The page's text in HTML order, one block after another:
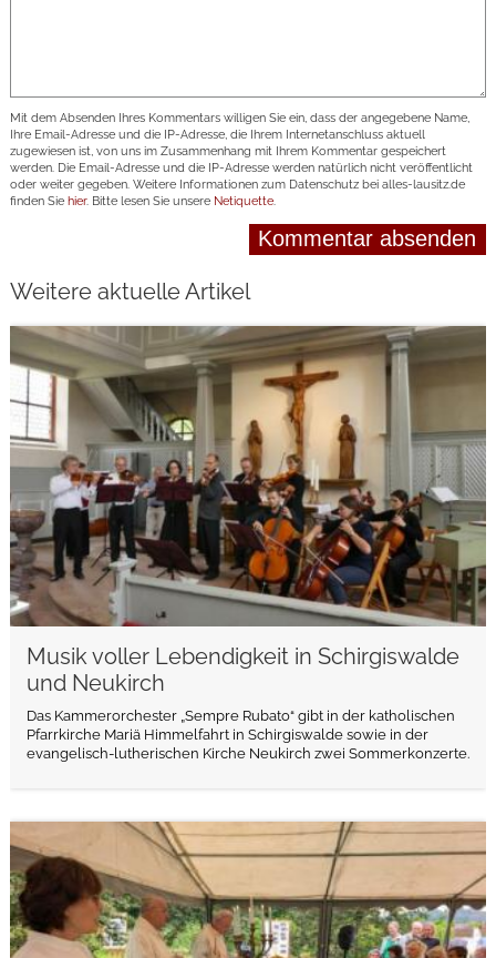
Mit dem Absenden Ihres Kommentars willigen Sie ein, dass der angegebene Name,
Ihre Email-Adresse und die IP-Adresse, die Ihrem Internetanschluss aktuell
zugewiesen ist, von uns im Zusammenhang mit Ihrem Kommentar gespeichert
werden. Die Email-Adresse und die IP-Adresse werden natürlich nicht veröffentlicht
oder weiter gegeben. Weitere Informationen zum Datenschutz bei alles-lausitz.de
finden Sie hier. Bitte lesen Sie unsere Netiquette.
Weitere aktuelle Artikel
Musik voller Lebendigkeit in Schirgiswalde
und Neukirch
Das Kammerorchester „Sempre Rubato“ gibt in der katholischen
Pfarrkirche Mariä Himmelfahrt in Schirgiswalde sowie in der
evangelisch-lutherischen Kirche Neukirch zwei Sommerkonzerte.
weiterlesen
weiterlesen